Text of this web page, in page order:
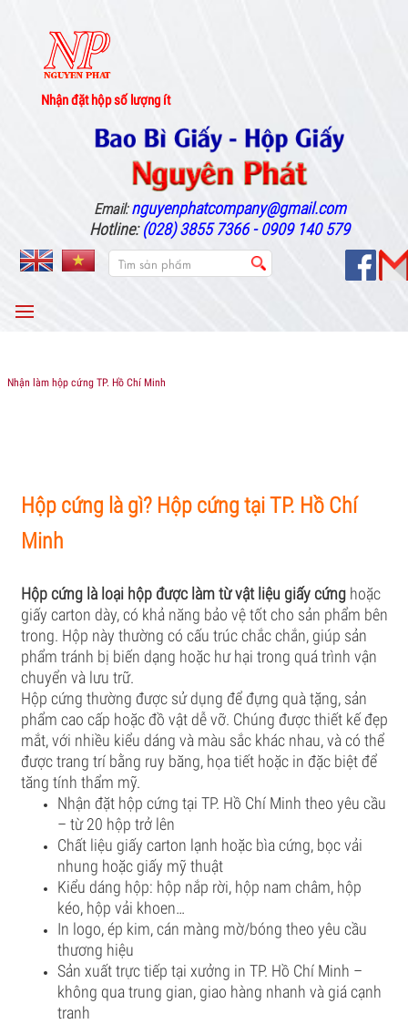
Nhận đặt hộp số lượng ít
Email:nguyenphatcompany@gmail.com
Hotline:(028) 3855 7366 - 0909 140 579
MENU
Nhận làm hộp cứng TP. Hồ Chí Minh
Hộp cứng là gì? Hộp cứng tại TP. Hồ Chí
Minh
Hộp cứng là loại hộp được làm từ vật liệu giấy cứnghoặc
giấy carton dày, có khả năng bảo vệ tốt cho sản phẩm bên
trong. Hộp này thường có cấu trúc chắc chắn, giúp sản
phẩm tránh bị biến dạng hoặc hư hại trong quá trình vận
chuyển và lưu trữ.
Hộp cứng thường được sử dụng để đựng quà tặng, sản
phẩm cao cấp hoặc đồ vật dễ vỡ. Chúng được thiết kế đẹp
mắt, với nhiều kiểu dáng và màu sắc khác nhau, và có thể
được trang trí bằng ruy băng, họa tiết hoặc in đặc biệt để
tăng tính thẩm mỹ.
Nhận đặt hộp cứng tại TP. Hồ Chí Minh theo yêu cầu
– từ 20 hộp trở lên
Chất liệu giấy carton lạnh hoặc bìa cứng, bọc vải
nhung hoặc giấy mỹ thuật
Kiểu dáng hộp: hộp nắp rời, hộp nam châm, hộp
kéo, hộp vải khoen…
In logo, ép kim, cán màng mờ/bóng theo yêu cầu
thương hiệu
Sản xuất trực tiếp tại xưởng in TP. Hồ Chí Minh –
không qua trung gian, giao hàng nhanh và giá cạnh
tranh